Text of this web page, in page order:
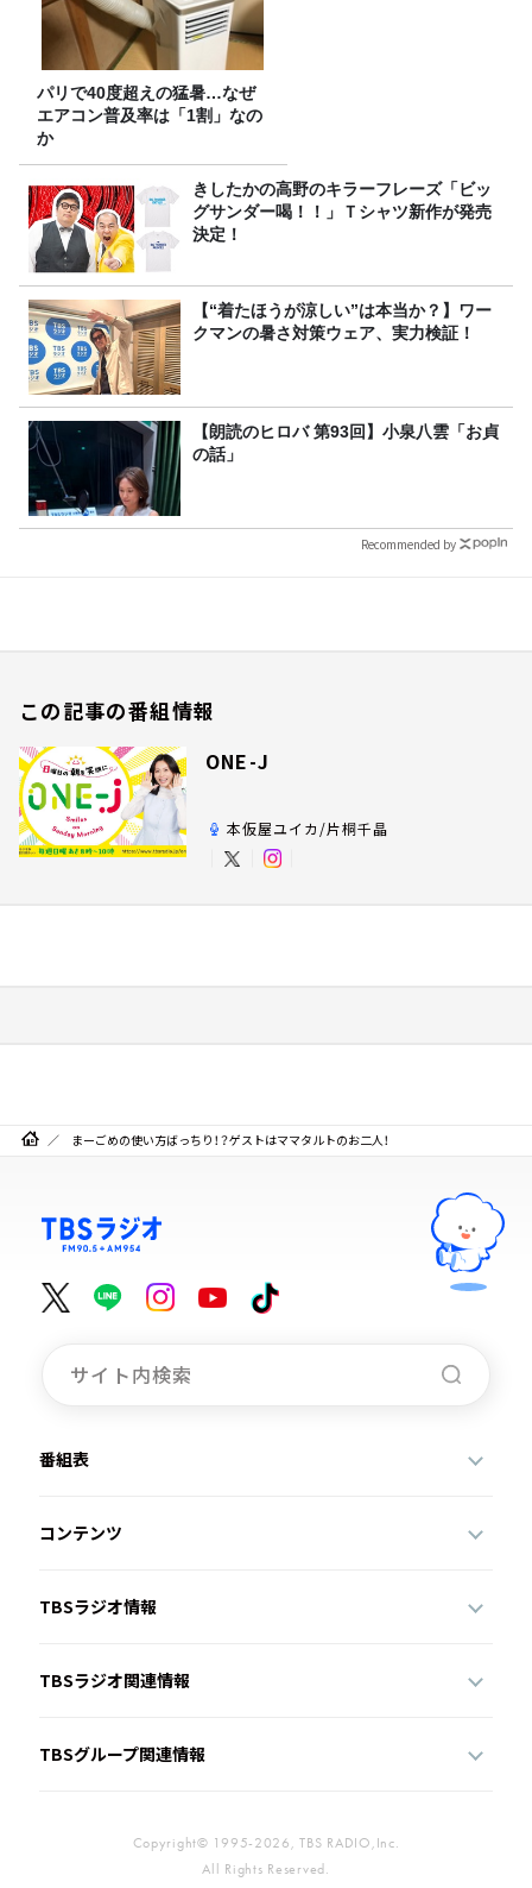
パリで40度超えの猛暑…なぜ
エアコン普及率は「1割」なの
か
きしたかの高野のキラーフレーズ「ビッ
グサンダー喝！！」Ｔシャツ新作が発売
決定！
【“着たほうが涼しい”は本当か？】ワー
クマンの暑さ対策ウェア、実力検証！
【朗読のヒロバ 第93回】小泉八雲「お貞
の話」
Recommended by
この記事の番組情報
ONE-J
本仮屋ユイカ/片桐千晶
まーごめの使い方ばっちり！？ゲストはママタルトのお二人！
番組表
コンテンツ
TBSラジオ情報
TBSラジオ関連情報
TBSグループ関連情報
Copyright© 1995-2026, TBS RADIO,Inc.
All Rights Reserved.